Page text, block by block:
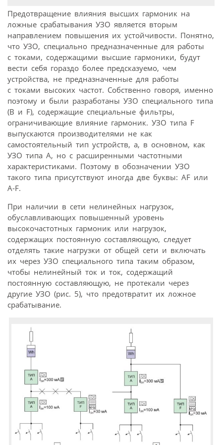
Предотвращение влияния высших гармоник на
ложные срабатывания УЗО является вторым
направлением повышения их устойчивости. Понятно,
что УЗО, специально предназначенные для работы
с токами, содержащими высшие гармоники, будут
вести себя гораздо более предсказуемо, чем
устройства, не предназначенные для работы
с токами высоких частот. Собственно говоря, именно
поэтому и были разработаны УЗО специального типа
(B и F), содержащие специальные фильтры,
ограничивающие влияние гармоник. УЗО типа F
выпускаются производителями не как
самостоятельный тип устройств, а, в основном, как
УЗО типа А, но с расширенными частотными
характеристиками. Поэтому в обозначении УЗО
такого типа присутствуют иногда две буквы: AF или
A-F.
При наличии в сети нелинейных нагрузок,
обуславливающих повышенный уровень
высокочастотных гармоник или нагрузок,
содержащих постоянную составляющую, следует
отделять такие нагрузки от общей сети и включать
их через УЗО специального типа таким образом,
чтобы нелинейный ток и ток, содержащий
постоянную составляющую, не протекали через
другие УЗО (рис. 5), что предотвратит их ложное
срабатывание.